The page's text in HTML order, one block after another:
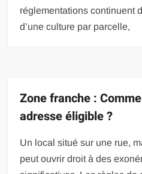
réglementations continuent
d’une culture par parcelle,
Zone franche :
adresse éligible ?
Un local situé sur une rue,
peut ouvrir droit à des